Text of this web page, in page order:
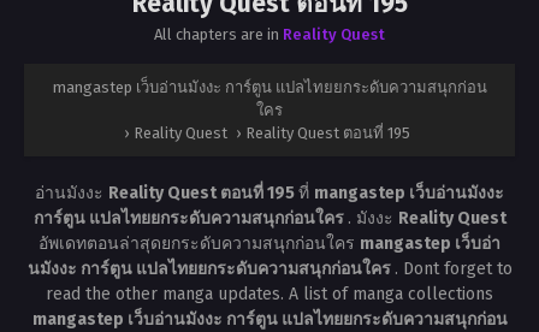
All chapters are in Reality Quest
mangastep เว็บอ่านมังงะ การ์ตูน แปลไทยยกระดับความสนุกก่อน
ใคร
› Reality Quest › Reality Quest ตอนที่ 195
อ่านมังงะ Reality Quest ตอนที่ 195ที่ mangastep เว็บอ่านมังงะ
การ์ตูน แปลไทยยกระดับความสนุกก่อนใคร . มังงะ Reality Quest
อัพเดทตอนล่าสุดยกระดับความสนุกก่อนใคร mangastep เว็บอ่า
นมังงะ การ์ตูน แปลไทยยกระดับความสนุกก่อนใคร . Dont forget to
read the other manga updates. A list of manga collections
mangastep เว็บอ่านมังงะ การ์ตูน แปลไทยยกระดับความสนุกก่อน